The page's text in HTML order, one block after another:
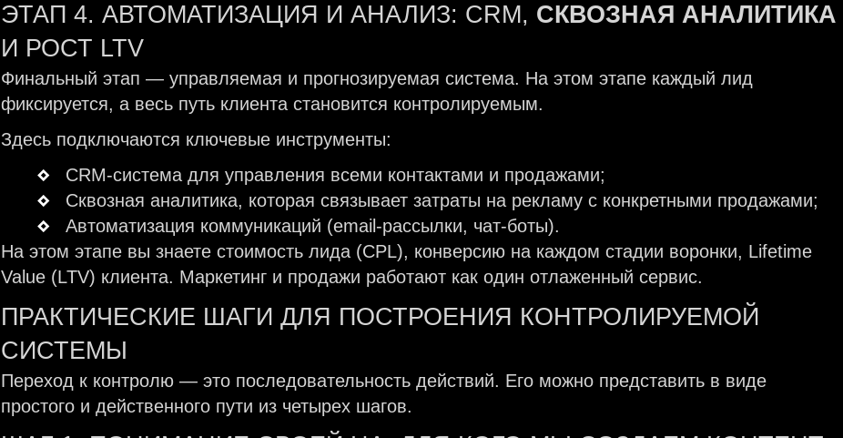
ЭТАП 4. АВТОМАТИЗАЦИЯ И АНАЛИЗ: CRM, СКВОЗНАЯ АНАЛИТИКА
И РОСТ LTV
Финальный этап — управляемая и прогнозируемая система. На этом этапе каждый лид
фиксируется, а весь путь клиента становится контролируемым.
Здесь подключаются ключевые инструменты:
CRM-система для управления всеми контактами и продажами;
Сквозная аналитика, которая связывает затраты на рекламу с конкретными продажами;
Автоматизация коммуникаций (email-рассылки, чат-боты).
На этом этапе вы знаете стоимость лида (CPL), конверсию на каждом стадии воронки, Lifetime
Value (LTV) клиента. Маркетинг и продажи работают как один отлаженный сервис.
ПРАКТИЧЕСКИЕ ШАГИ ДЛЯ ПОСТРОЕНИЯ КОНТРОЛИРУЕМОЙ
СИСТЕМЫ
Переход к контролю — это последовательность действий. Его можно представить в виде
простого и действенного пути из четырех шагов.